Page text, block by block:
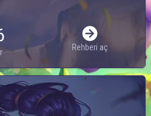
Rehberi aç